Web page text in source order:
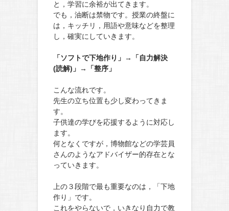
と，学習に余裕が出てきます。
でも，油断は禁物です。授業の終盤に
は，キッチリ，用語や意味などを整理
し，確実にしていきます。
「ソフトで下地作り」→「自力解決
(読解)」→「整序」
こんな流れです。
先生の立ち位置も少し変わってきま
す。
子供達の学びを応援するように対応し
ます。
何となくですが，博物館などの学芸員
さんのようなアドバイザー的存在とな
っていきます。
上の３段階で最も重要なのは，「下地
作り」です。
これをやらないで，いきなり自力で教